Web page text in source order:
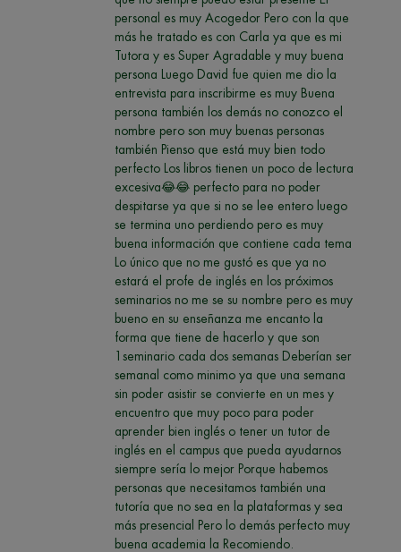
personal es muy Acogedor Pero con la que
más he tratado es con Carla ya que es mi
Tutora y es Super Agradable y muy buena
persona Luego David fue quien me dio la
entrevista para inscribirme es muy Buena
persona también los demás no conozco el
nombre pero son muy buenas personas
también Pienso que está muy bien todo
perfecto Los libros tienen un poco de lectura
excesiva😂😂 perfecto para no poder
despitarse ya que si no se lee entero luego
se termina uno perdiendo pero es muy
buena información que contiene cada tema
Lo único que no me gustó es que ya no
estará el profe de inglés en los próximos
seminarios no me se su nombre pero es muy
bueno en su enseñanza me encanto la
forma que tiene de hacerlo y que son
1seminario cada dos semanas Deberían ser
semanal como minimo ya que una semana
sin poder asistir se convierte en un mes y
encuentro que muy poco para poder
aprender bien inglés o tener un tutor de
inglés en el campus que pueda ayudarnos
siempre sería lo mejor Porque habemos
personas que necesitamos también una
tutoría que no sea en la plataformas y sea
más presencial Pero lo demás perfecto muy
buena academia la Recomiendo.